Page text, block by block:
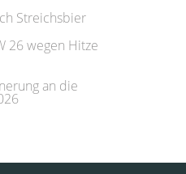
Streichsbier
26 wegen Hitze
an die